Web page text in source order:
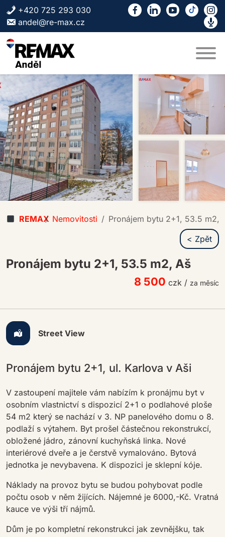
Skip to content
+420 725 293 030
andel@re-max.cz
REMAX Nemovitosti
Pronájem bytu 2+1, 53.5 m2,
< Zpět
Pronájem bytu 2+1, 53.5 m2, Aš
8 500 czk / za měsíc
Street View
Pronájem bytu 2+1, ul. Karlova v Aši
V zastoupení majitele vám nabízím k pronájmu byt v
osobním vlastnictví s dispozicí 2+1 o podlahové ploše
54 m2 který se nachází v 3. NP panelového domu o 8.
podlaží s výtahem. Byt prošel částečnou rekonstrukcí,
obložené jádro, zánovní kuchyňská linka. Nové
interiérové dveře a je čerstvě vymalováno. Bytová
jednotka je nevybavena. K dispozici je sklepní kóje.
Náklady na provoz bytu se budou pohybovat podle
počtu osob v něm žijících. Nájemné je 6000,-Kč. Vratná
kauce ve výši tří nájmů.
Dům je po kompletní rekonstrukci jak zevnějšku, tak